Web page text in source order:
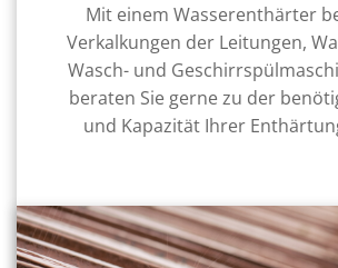
Mit einem Wasserenthärter
Verkalkungen der Leitungen,
Wasch- und
beraten Sie gerne zu der
und Kapazität Ihrer